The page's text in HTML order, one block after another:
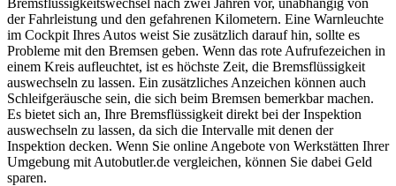
der Fahrleistung und den gefahrenen Kilometern. Eine Warnleuchte
im Cockpit Ihres Autos weist Sie zusätzlich darauf hin, sollte es
Probleme mit den Bremsen geben. Wenn das rote Aufrufezeichen in
einem Kreis aufleuchtet, ist es höchste Zeit, die Bremsflüssigkeit
auswechseln zu lassen. Ein zusätzliches Anzeichen können auch
Schleifgeräusche sein, die sich beim Bremsen bemerkbar machen.
Es bietet sich an, Ihre Bremsflüssigkeit direkt bei der Inspektion
auswechseln zu lassen, da sich die Intervalle mit denen der
Inspektion decken. Wenn Sie online Angebote von Werkstätten Ihrer
Umgebung mit Autobutler.de vergleichen, können Sie dabei Geld
sparen.